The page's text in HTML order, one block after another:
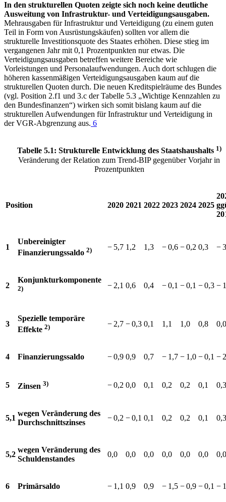
In den strukturellen Quoten zeigte sich noch keine deutliche
Ausweitung von Infrastruktur- und Verteidigungsausgaben.
Mehrausgaben für Infrastruktur und Verteidigung (zu einem guten
Teil in Form von Ausrüstungskäufen) sollten vor allem die
strukturelle Investitionsquote des Staates erhöhen. Diese stieg im
vergangenen Jahr mit 0,1 Prozentpunkten nur etwas. Die
Verteidigungsausgaben betreffen weitere Bereiche wie
Vorleistungen und Personalaufwendungen. Auch dort schlugen die
höheren kassenmäßigen Verteidigungsausgaben kaum auf die
strukturellen Quoten durch. Die neuen Kreditspielräume des Bundes
(vgl. Position 2.f1 und 3.c der Tabelle 5.3 „Wichtige Kennzahlen zu
den Bundesfinanzen“) wirken sich somit bislang kaum auf die
strukturellen Aufwendungen für Infrastruktur und Verteidigung in
derVGR-Abgrenzung aus. 6
Tabelle 5.1: Strukturelle Entwicklung des Staatshaushalts 1)
Veränderung der Relation zum Trend-BIPgegenüber Vorjahr in
Prozentpunkten
Position 2020 2021 2022 2023 2024 2025
1
Unbereinigter
Finanzierungssaldo 2) −⁠ 5,7 1,2 1,3 −⁠ 0,6 −⁠ 0,2 0,3 −⁠
2
Konjunkturkomponente
2) −⁠ 2,1 0,6 0,4 −⁠ 0,1 −⁠ 0,1 −⁠ 0,3 −⁠
3
Spezielle temporäre
Effekte 2) −⁠ 2,7 −⁠ 0,3 0,1 1,1 1,0 0,8 0,0
4 Finanzierungssaldo −⁠ 0,9 0,9 0,7 −⁠ 1,7 −⁠ 1,0 −⁠ 0,1 −⁠
5 Zinsen 3) −⁠ 0,2 0,0 0,1 0,2 0,2 0,1 0,3
5,1
wegen Veränderung des
Durchschnittszinses
−⁠ 0,2 −⁠ 0,1 0,1 0,2 0,2 0,1 0,3
5,2
wegen Veränderung des
Schuldenstandes
0,0 0,0 0,0 0,0 0,0 0,0 0,0
6 Primärsaldo −⁠ 1,1 0,9 0,9 −⁠ 1,5 −⁠ 0,9 −⁠ 0,1 −⁠